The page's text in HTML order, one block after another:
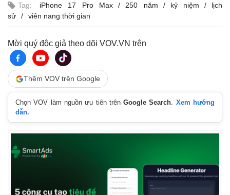
Tag: iPhone 17 Pro Max 250 năm kỷ niệm
lịch
sử
viên nang thời gian
Mời quý độc giả theo dõi VOV.VN trên
Thêm VOV trên Google
Chọn VOV làm nguồn ưu tiên trênGoogle Search. Xem hướng
dẫn.